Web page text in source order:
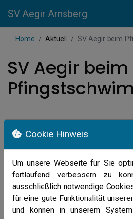
SV Aegir Arnsberg
Home Aktuell SV Aegir beim
SV Aegir beim
W
Wiedersehen
Emely Böttcher
Wettkampf
Mitstreiter
Anton Bullmann, Jonas Eike,
Niklas Jürgens, Anna-Lena
Cookie Hinweis
Um unsere Webseite für Sie
fortlaufend verbessern zu
ausschließlich notwendige
für eine gute Funktionalität
und können in unserem